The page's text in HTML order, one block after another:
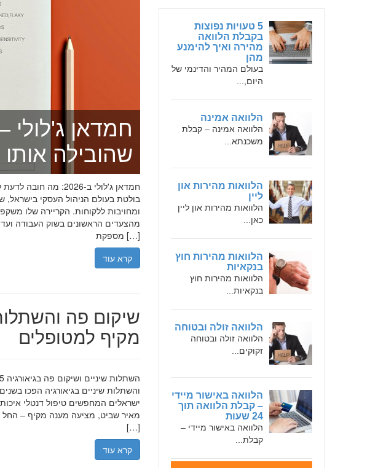
5 טעויות נפוצות
בקבלת הלוואה
מהירה ואיך להימנע
מהן
בעולם המהיר והדינמי של
היום,...
הלוואה אמינה
הלוואה אמינה – קבלת
משכנתא...
הלוואות מהירות און
ליין
הלוואות מהירות און ליין
כאן...
הלוואות מהירות חוץ
בנקאיות
הלוואות מהירות חוץ
בנקאיות...
הלוואה זולה ובטוחה
הלוואה זולה ובטוחה
זקוקים...
הלוואה באישור מיידי
– קבלת הלוואה תוך
24 שעות
הלוואה באישור מיידי –
קבלת...
חמדאן ג'לולי
שהובילה
חמדאן ג'לולי ב-
בולטת בעולם הניהול העסקי בישראל,
ומחויבות ללקוחות. הקריירה שלו
מהצעדים הראשונים בשוק העבודה
מספקת […]
קרא עוד
שיקום פה
מקיף למטופלים
והשתלות שיניים בגיאורגיה הפכו
ישראלים המחפשים טיפול דנטלי
מאיר שביט, מציעה מענה מקיף – החל
[…]
קרא עוד